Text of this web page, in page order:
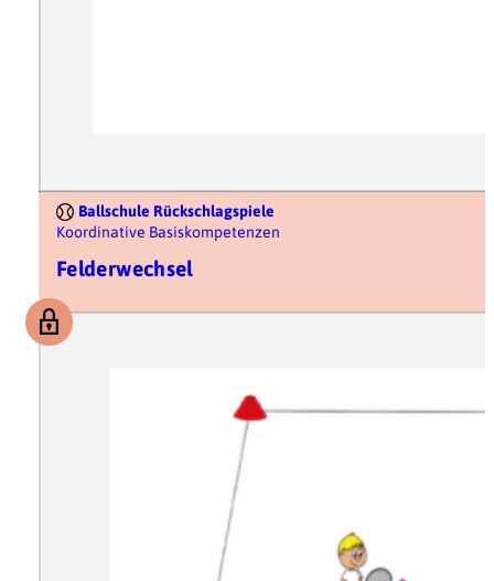
Ballschule Rückschlagspiele
Koordinative Basiskompetenzen
Felderwechsel